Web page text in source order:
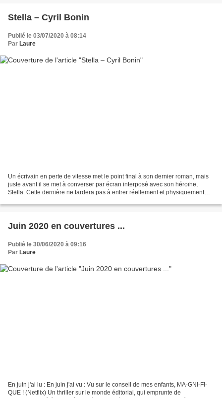
Stella – Cyril Bonin
Publié le 03/07/2020 à 08:14
Par Laure
Un écrivain en perte de vitesse met le point final à son dernier roman, mais
juste avant il se met à converser par écran interposé avec son héroïne,
Stella. Cette dernière ne tardera pas à entrer réellement et physiquement
Juin 2020 en couvertures ...
Publié le 30/06/2020 à 09:16
Par Laure
En juin j'ai lu : En juin j'ai vu : Vu sur le conseil de mes enfants, MA-GNI-FI-
QUE ! (Netflix) Un thriller sur le monde éditorial, qui emprunte de